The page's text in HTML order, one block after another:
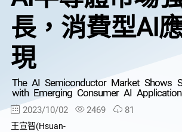
長，消費型AI
現
The AI Semiconductor Market Shows
with Emerging Consumer AI
2023/10/02 2469 81
王宣智(Hsuan-